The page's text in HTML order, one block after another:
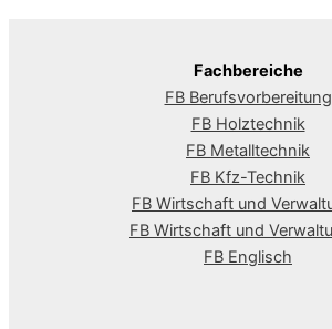
Fachbereiche
FB Berufsvorbereitung
FB Holztechnik
FB Metalltechnik
FB Kfz-Technik
FB Wirtschaft und
FB Wirtschaft und
FB Englisch